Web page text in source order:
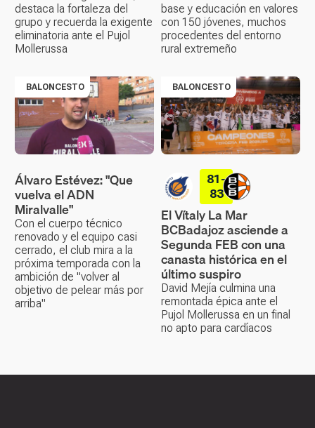
destaca la fortaleza del
grupo y recuerda la exigente
eliminatoria ante el Pujol
Mollerussa
base y educación en valores
con 150 jóvenes, muchos
procedentes del entorno
rural extremeño
BALONCESTO
Álvaro Estévez: "Que
vuelva el ADN
Miralvalle"
Con el cuerpo técnico
renovado y el equipo casi
cerrado, el club mira a la
próxima temporada con la
ambición de "volver al
objetivo de pelear más por
arriba"
BALONCESTO
81-
83
El Vítaly La Mar
BCBadajoz asciende a
Segunda FEB con una
canasta histórica en el
último suspiro
David Mejía culmina una
remontada épica ante el
Pujol Mollerussa en un final
no apto para cardíacos